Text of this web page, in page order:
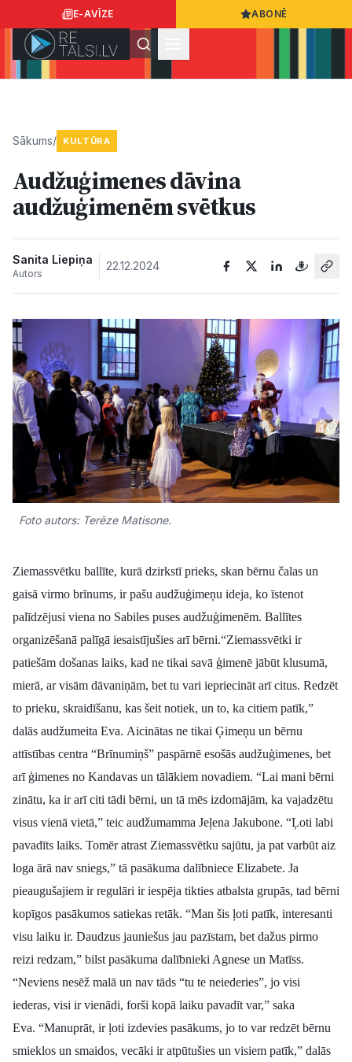
E-AVĪZE ABONĒ
Ziņas
Sports
Kultūra
Bizness
Video
Vieta
Sludinājumi
Pasākumi
Reklāma
Politiskā reklāma
Par mums
Kontakti
Ziņo redakcijai
E-avīze Abonē
Sākums/ KULTŪRA
Audžuģimenes dāvina
audžuģimenēm svētkus
Sanita Liepiņa
Autors
22.12.2024
Foto autors: Terēze Matisone.
Ziemassvētku ballīte, kurā dzirkstī prieks, skan bērnu čalas un
gaisā virmo brīnums, ir pašu audžuģimeņu ideja, ko īstenot
palīdzējusi viena no Sabiles puses audžuģimenēm. Ballītes
organizēšanā palīgā iesaistījušies arī bērni.“Ziemassvētki ir
patiešām došanas laiks, kad ne tikai savā ģimenē jābūt klusumā,
mierā, ar visām dāvaniņām, bet tu vari iepriecināt arī citus. Redzēt
to prieku, skraidīšanu, kas šeit notiek, un to, ka citiem patīk,”
dalās audžumeita Eva. Aicinātas ne tikai Ģimeņu un bērnu
attīstības centra “Brīnumiņš” paspārnē esošās audžuģimenes, bet
arī ģimenes no Kandavas un tālākiem novadiem. “Lai mani bērni
zinātu, ka ir arī citi tādi bērni, un tā mēs izdomājām, ka vajadzētu
visus vienā vietā,” teic audžumamma Jeļena Jakubone. “Ļoti labi
pavadīts laiks. Tomēr atrast Ziemassvētku sajūtu, ja pat varbūt aiz
loga ārā nav sniegs,” tā pasākuma dalībniece Elizabete. Ja
pieaugušajiem ir regulāri ir iespēja tikties atbalsta grupās, tad bērni
kopīgos pasākumos satiekas retāk. “Man šis ļoti patīk, interesanti
visu laiku ir. Daudzus jauniešus jau pazīstam, bet dažus pirmo
reizi redzam,” bilst pasākuma dalībnieki Agnese un Matīss.
“Neviens nesēž malā un nav tāds “tu te neiederies”, jo visi
iederas, visi ir vienādi, forši kopā laiku pavadīt var,” saka
Eva. “Manuprāt, ir ļoti izdevies pasākums, jo to var redzēt bērnu
smieklos un smaidos, vecāki ir atpūtušies un visiem patīk,” dalās